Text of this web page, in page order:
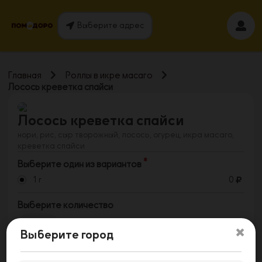
Выберите адрес
Главная
Роллы в икре масаго
Лосось креветка спайси
Лосось креветка спайси
Выберите один из вариантов
1 г 0
Выберите количество
Выберите город